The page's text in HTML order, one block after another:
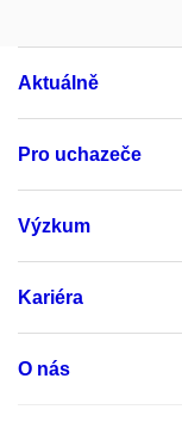
Aktuálně
Pro uchazeče
Výzkum
Kariéra
O nás